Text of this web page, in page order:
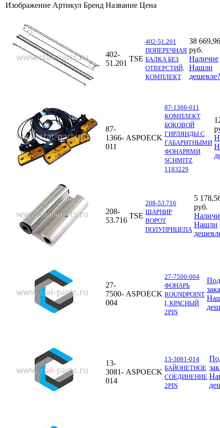
Изображение Артикул Бренд Название Цена
402-
51.201
TSE
402-51.201
ПОПЕРЕЧНАЯ
БАЛКА БЕЗ
ОТВЕРСТИЙ,
КОМПЛЕКТ
38 669,96
руб.
Наличие
Нашли
дешевле?
87-
1366-
011
ASPOECK
87-1366-011
КОМПЛЕКТ
БОКОВОЙ
ГИРЛЯНДЫ С
ГАБАРИТНЫМИ
ФОНАРЯМИ
SCHMITZ
1183229
208-
53.716
TSE
208-53.716
ШАРНИР
ВОРОТ
ПОЛУПРИЦЕПА
5
руб.
Нашли
27-
7500-
004
ASPOECK
27-7500-004
ФОНАРЬ
ROUNDPOINT
I, КРАСНЫЙ
2PIN
Под
13-
3081-
014
ASPOECK
13-3081-014
БАЙОНЕТНОЕ
СОЕДИНЕНИЕ
2PIN